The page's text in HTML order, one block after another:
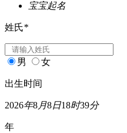
宝宝起名
姓氏*
男 女
出生时间
2026年8月8日18时39分
年